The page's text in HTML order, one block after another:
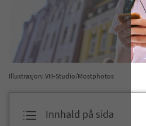
Illustrasjon: VH-Studio/Mostphotos
Innhald på sida